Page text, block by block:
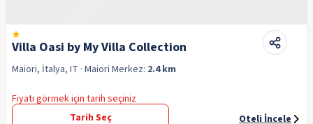
Villa Oasi by My Villa Collection
Maiori, İtalya, IT · Maiori Merkez: 2.4 km
Fiyatı görmek için tarih seçiniz
Tarih Seç
Oteli İncele